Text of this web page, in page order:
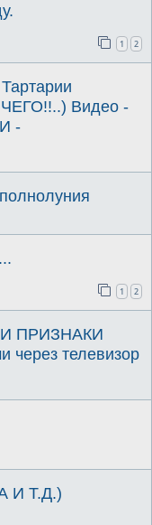
1 2
Видео -
-
1 2
ПРИЗНАКИ
телевизор
И Т.Д.)